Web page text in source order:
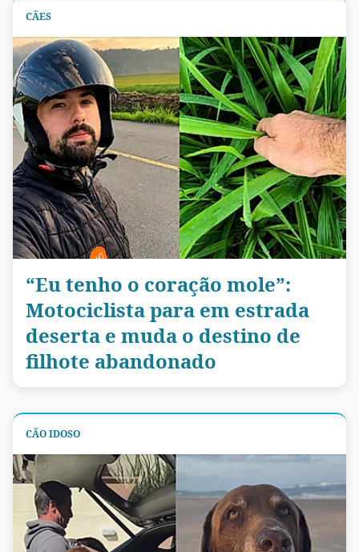
CÃES
“Eu tenho o coração mole”:
Motociclista para em estrada
deserta e muda o destino de
filhote abandonado
CÃO IDOSO